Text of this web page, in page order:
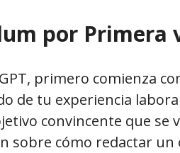
por Primera
primero comienza
de tu experiencia
convincente que se
sobre cómo redactar un